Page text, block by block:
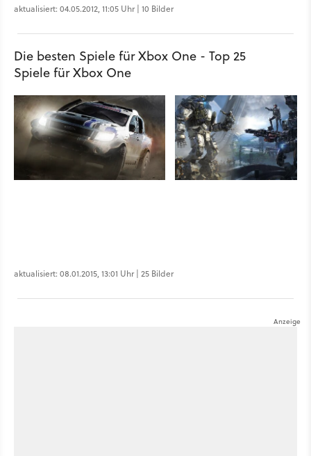
aktualisiert: 04.05.2012, 11:05 Uhr | 10 Bilder
Die besten Spiele für Xbox One - Top 25
Spiele für Xbox One
aktualisiert: 08.01.2015, 13:01 Uhr | 25 Bilder